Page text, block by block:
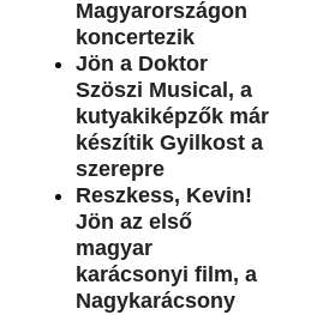
Magyarországon
koncertezik
Jön a Doktor
Szöszi Musical, a
kutyakiképzők már
készítik Gyilkost a
szerepre
Reszkess, Kevin!
Jön az első
magyar
karácsonyi film, a
Nagykarácsony